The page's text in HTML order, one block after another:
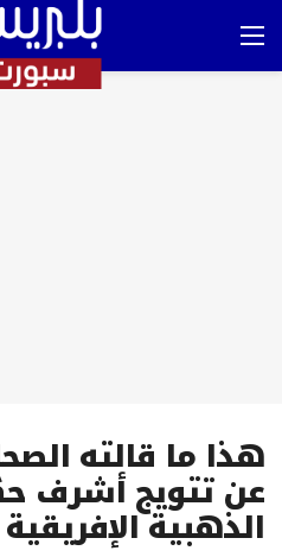
هذا ما قالته
عن تتويج أشرف
الذهبية الإفريقية